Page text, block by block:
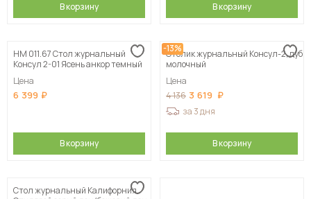
В корзину В корзину
НМ 011.67 Стол журнальный
Консул 2-01 Ясень анкор темный
Цена
6 399
В корзину
-13%
Столик журнальный Консул-2, дуб
молочный
Цена
4 136 3 619
за 3 дня
В корзину
Стол журнальный Калифорния